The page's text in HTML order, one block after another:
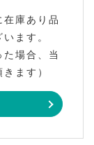
庫あり品
ます。
た場合、当
ます）